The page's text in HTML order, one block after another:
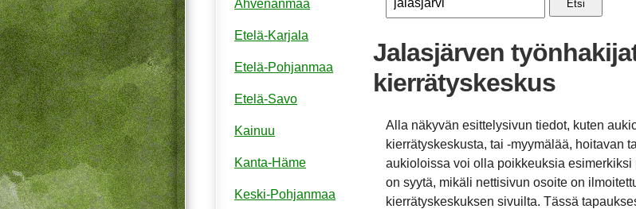
Etsi
Jalasjärven
kierrätyskeskus
Alla näkyvän esittelysivun tiedot, kuten
kierrätyskeskusta, tai -myymälää, hoitavan
aukioloissa voi olla poikkeuksia
on syytä, mikäli nettisivun osoite on
kierrätyskeskuksen sivuilta. Tässä
Ahvenanmaa
Etelä-Karjala
Etelä-Pohjanmaa
Etelä-Savo
Kainuu
Kanta-Häme
Keski-Pohjanmaa